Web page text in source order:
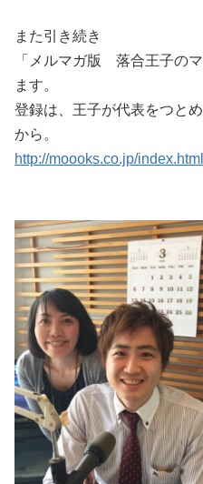
また引き続き
「メルマガ版 落合王子の
ます。
登録は、王子が代表をつと
から。
http://moooks.co.jp/index.html